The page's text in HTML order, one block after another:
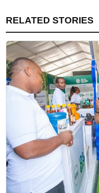
RELATED STORIES